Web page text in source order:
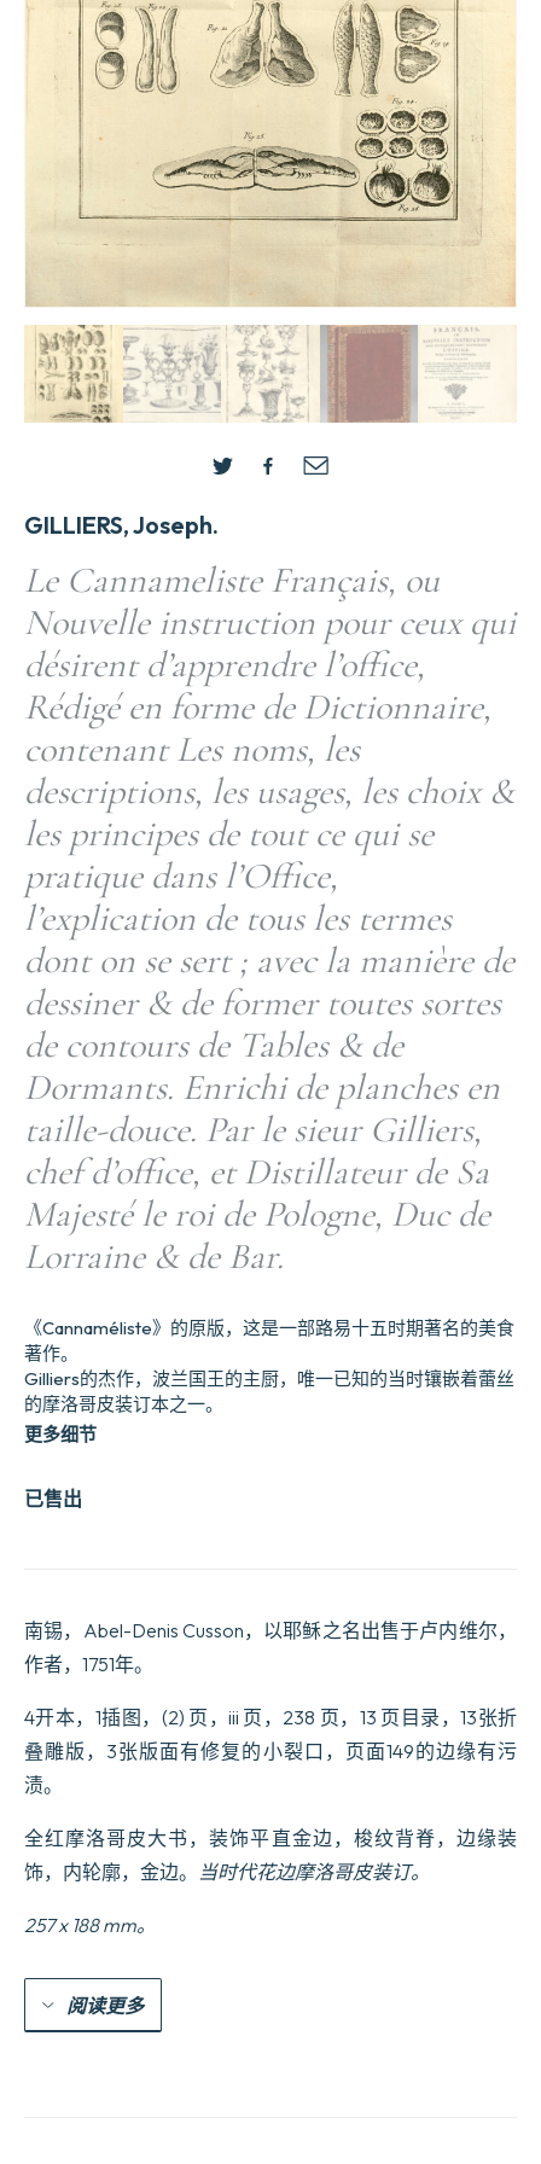
GILLIERS, Joseph.
Le Cannameliste Français, ou
Nouvelle instruction pour ceux qui
désirent d’apprendre l’office,
Rédigé en forme de Dictionnaire,
contenant Les noms, les
descriptions, les usages, les choix &
les principes de tout ce qui se
pratique dans l’Office,
l’explication de tous les termes
dont on se sert ; avec la manière de
dessiner & de former toutes sortes
de contours de Tables & de
Dormants. Enrichi de planches en
taille-douce. Par le sieur Gilliers,
chef d’office, et Distillateur de Sa
Majesté le roi de Pologne, Duc de
Lorraine & de Bar.
已售出
《Cannaméliste》的原版，这是一部路易十五时期著名的美食
著作。
Gilliers的杰作，波兰国王的主厨，唯一已知的当时镶嵌着蕾丝
的摩洛哥皮装订本之一。
更多细节
南锡，Abel-Denis Cusson，以耶稣之名出售于卢内维尔，
作者，1751年。
4开本，1插图，(2) 页，iii 页，238 页，13 页目录，13张折
叠雕版，3张版面有修复的小裂口，页面149的边缘有污
渍。
全红摩洛哥皮大书，装饰平直金边，梭纹背脊，边缘装
饰，内轮廓，金边。 当时代花边摩洛哥皮装订。
257 x 188 mm。
阅读更多